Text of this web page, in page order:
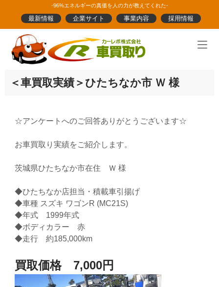
content
-96%エネルギーの真価を人の力が教えてくれた-
最新情報 企業サイト 事業内容 採用情報
＜車買取実績＞ひたちなか市 Ｗ 様
☆アンケートへのご回答ありがとうございます☆
お車買取り実績をご紹介します。
茨城県ひたちなか市在住 Ｗ 様
◆ひたちなか店担当・積載車引揚げ
◆車種 スズキ ワゴンR (MC21S)
◆年式 1999年式
◆ボディカラー 赤
◆走行 約185,000km
買取価格 7,000円